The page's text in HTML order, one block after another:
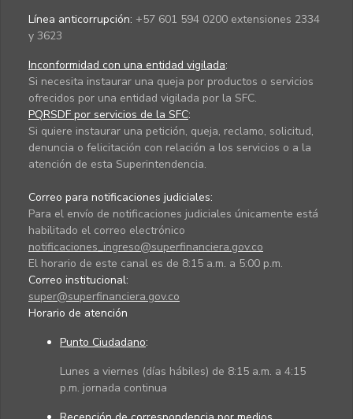
Línea anticorrupción: +57 601 594 0200 extensiones 2334
y 3623
Inconformidad con una entidad vigilada:
Si necesita instaurar una queja por productos o servicios
ofrecidos por una entidad vigilada por la SFC.
PQRSDF por servicios de la SFC:
Si quiere instaurar una petición, queja, reclamo, solicitud,
denuncia o felicitación con relación a los servicios o a la
atención de esta Superintendencia.
Correo para notificaciones judiciales:
Para el envío de notificaciones judiciales únicamente está
habilitado el correo electrónico
notificaciones_ingreso@superfinanciera.gov.co
El horario de este canal es de 8:15 a.m. a 5:00 p.m.
Correo institucional:
super@superfinanciera.gov.co
Horario de atención
Punto Ciudadano:
Lunes a viernes (días hábiles) de 8:15 a.m. a 4:15
p.m. jornada continua